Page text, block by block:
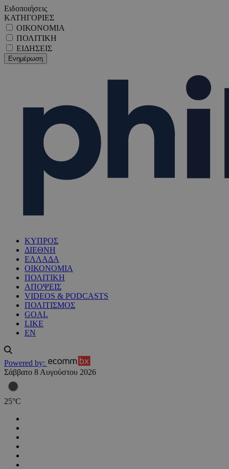
Ειδοποιήσεις
ΚΑΤΗΓΟΡΙΕΣ
ΟΙΚΟΝΟΜΙΑ
ΠΟΛΙΤΙΚΗ
ΕΙΔΗΣΕΙΣ
ΚΥΠΡΟΣ
ΔΙΕΘΝΗ
ΕΛΛΑΔΑ
ΟΙΚΟΝΟΜΙΑ
ΠΟΛΙΤΙΚΗ
ΑΠΟΨΕΙΣ
VIDEOS & PODCASTS
ΠΟΛΙΤΙΣΜΟΣ
GOAL
LIKE
EN
Powered by:
Σάββατο 8 Αυγούστου 2026
25°C